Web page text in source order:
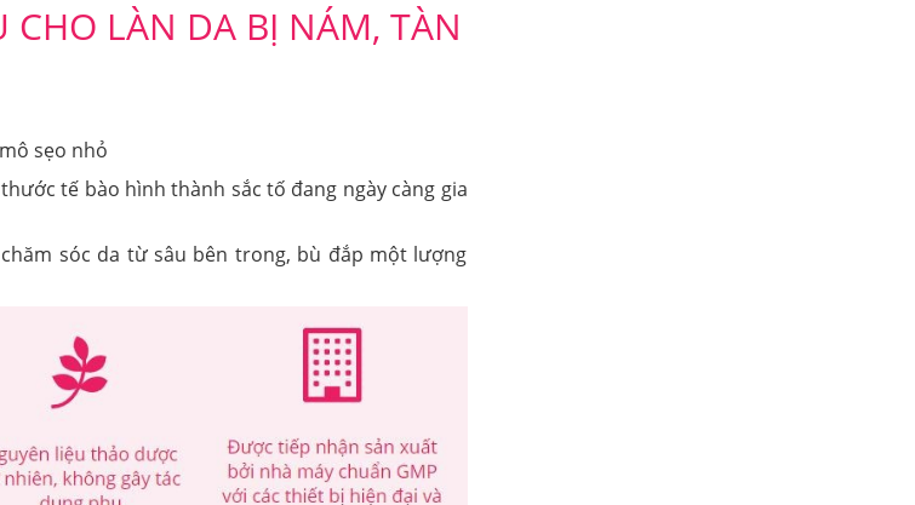
LÀN DA BỊ NÁM, TÀN
sẹo nhỏ
tế bào hình thành sắc tố đang ngày càng gia
sóc da từ sâu bên trong, bù đắp một lượng